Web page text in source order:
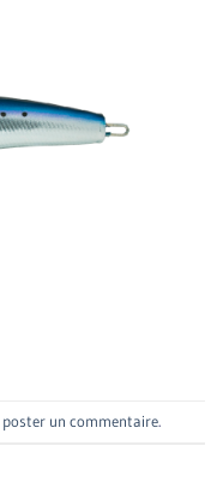
poster un commentaire.